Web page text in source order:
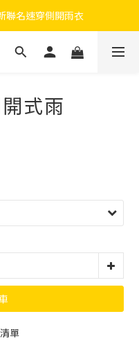
聯名速穿側開雨衣
聯名速穿側開雨衣
金，升級享終身九折！
名速穿側開雨衣
式雨
單